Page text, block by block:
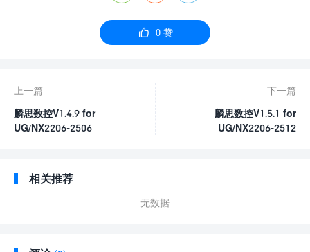
 0赞
上一篇
麟思数控V1.4.9 for
UG/NX2206-2506
下一篇
麟思数控V1.5.1 for
UG/NX2206-2512
相关推荐
无数据